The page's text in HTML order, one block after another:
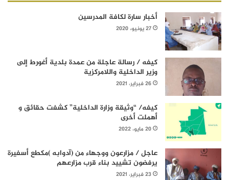
أخبار سارة لكافة المدرسين
27 يونيو، 2020
كيفه / رسالة عاجلة من عمدة بلدية أغورط إلى
وزير الداخلية واللامركزية
26 فبراير، 2021
كيفه/ “وثيقة وزارة الداخلية” كشفت حقائق و
أهملت أخرى
20 مايو، 2022
عاجل / مزارعون ووجهاء من (آدوابه )مكطع أسفيرة
يرفضون تشييد بناء قرب مزارعهم
23 فبراير، 2021